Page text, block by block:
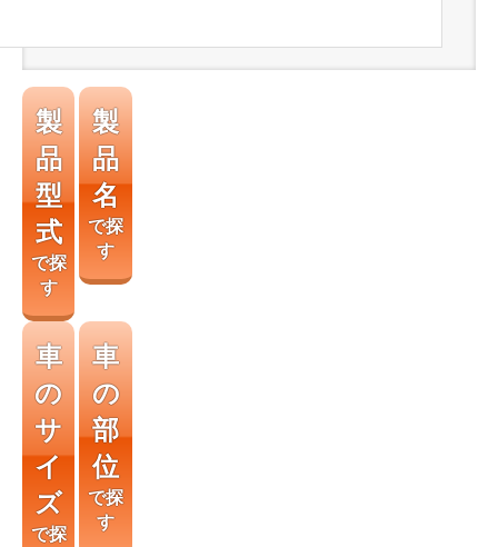
製
品
型
式
で探
す
製
品
名
で探
す
車
の
サ
イ
ズ
で探
車
の
部
位
で探
す